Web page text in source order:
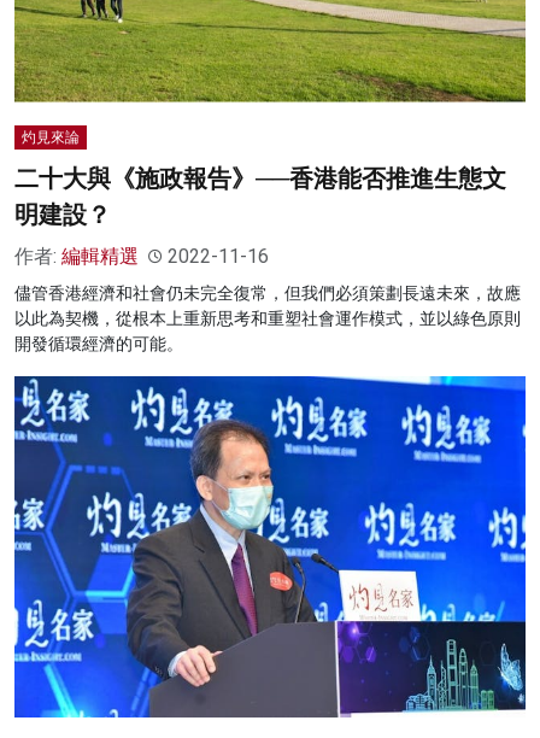
灼見來論
二十大與《施政報告》──香港能否推進生態文
明建設？
作者: 編輯精選 2022-11-16
儘管香港經濟和社會仍未完全復常，但我們必須策劃長遠未來，故應
以此為契機，從根本上重新思考和重塑社會運作模式，並以綠色原則
開發循環經濟的可能。